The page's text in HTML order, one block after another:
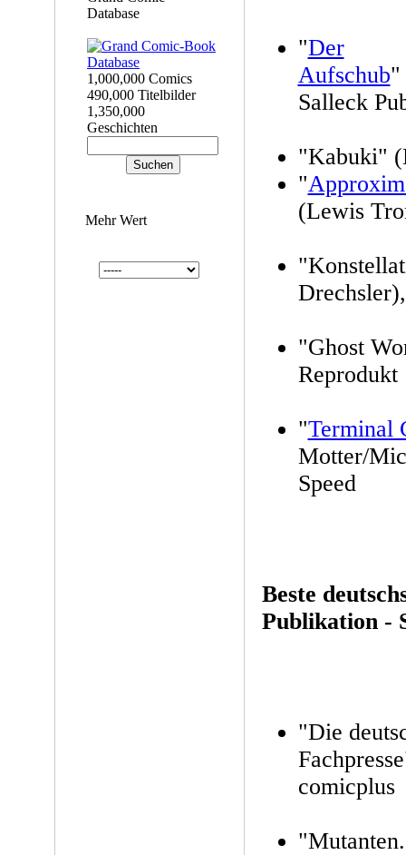
Database
1,000,000 Comics
490,000 Titelbilder
1,350,000
Geschichten
Mehr Wert
"Der
Aufschub"
Salleck
"Kabuki"
"
(Lewis
"Ghost
Reprodukt
"Terminal
Motter/
Speed
Beste
Publikation -
"Die
comicplus